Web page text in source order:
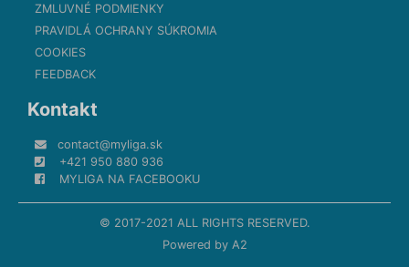
ZMLUVNÉ PODMIENKY
PRAVIDLÁ OCHRANY SÚKROMIA
COOKIES
FEEDBACK
Kontakt
contact@myliga.sk
+421 950 880 936
MYLIGA NA FACEBOOKU
© 2017-2021 ALL RIGHTS RESERVED.
Powered by A2